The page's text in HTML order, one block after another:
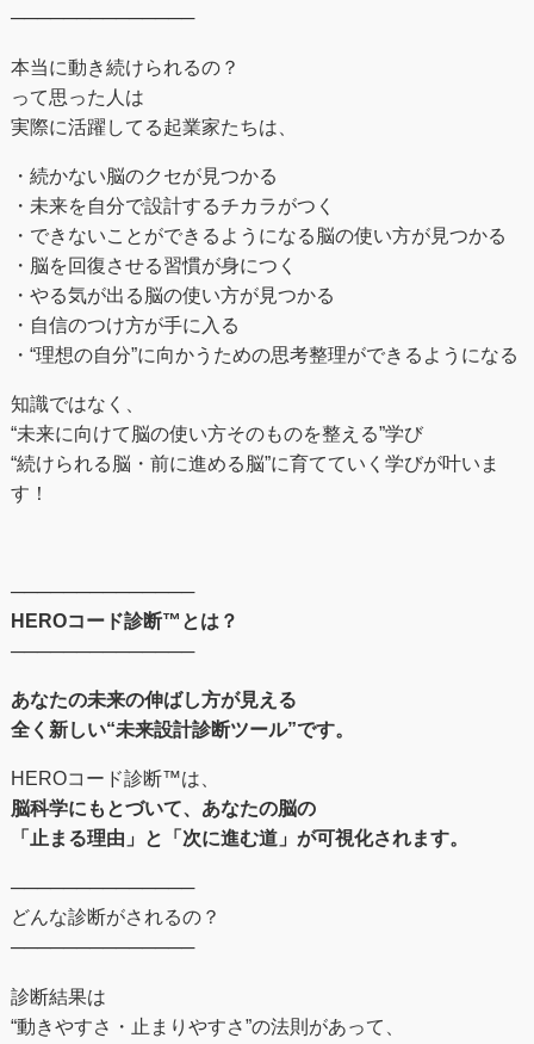
──────────────
本当に動き続けられるの？
って思った人は
実際に活躍してる起業家たちは、
・続かない脳のクセが見つかる
・未来を自分で設計するチカラがつく
・できないことができるようになる脳の使い方が見つかる
・脳を回復させる習慣が身につく
・やる気が出る脳の使い方が見つかる
・自信のつけ方が手に入る
・“理想の自分”に向かうための思考整理ができるようになる
知識ではなく、
“未来に向けて脳の使い方そのものを整える”学び
“続けられる脳・前に進める脳”に育てていく学びが叶いま
す！
──────────────
HEROコード診断™とは？
──────────────
あなたの未来の伸ばし⽅が⾒える
全く新しい“未来設計診断ツール”です。
HEROコード診断™︎は、
脳科学にもとづいて、あなたの脳の
「止まる理由」と「次に進む道」が可視化されます。
──────────────
どんな診断がされるの？
──────────────
診断結果は
“動きやすさ・止まりやすさ”の法則があって、